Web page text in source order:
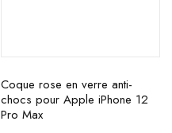
Coque rose en verre anti-
chocs pour Apple iPhone 12
Pro Max